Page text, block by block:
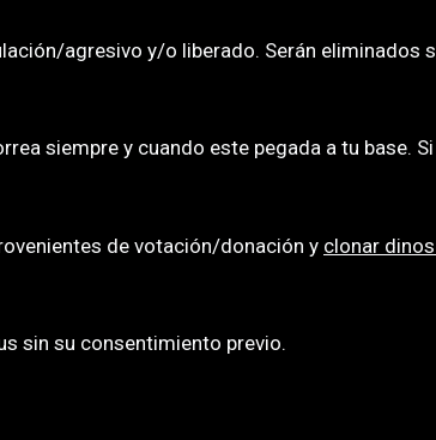
agresivo y/o liberado. Serán
siempre y cuando este pegada a tu base.
de votación/donación y clonar
sin su consentimiento previo.